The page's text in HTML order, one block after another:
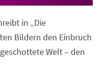
in „Die
Bildern den Einbruch
Welt – den